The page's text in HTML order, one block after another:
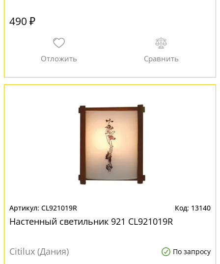
490 ₽
CL921019R 13140
Настенный светильник 921 CL921019R
Citilux (Дания) По запросу